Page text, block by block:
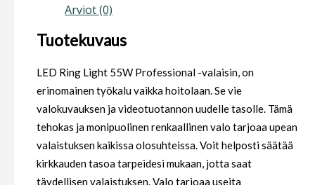
Arviot (0)
Tuotekuvaus
LED Ring Light 55W Professional -valaisin, on
erinomainen työkalu vaikka hoitolaan. Se vie
valokuvauksen ja videotuotannon uudelle tasolle. Tämä
tehokas ja monipuolinen renkaallinen valo tarjoaa upean
valaistuksen kaikissa olosuhteissa. Voit helposti säätää
kirkkauden tasoa tarpeidesi mukaan, jotta saat
täydellisen valaistuksen. Valo tarjoaa useita